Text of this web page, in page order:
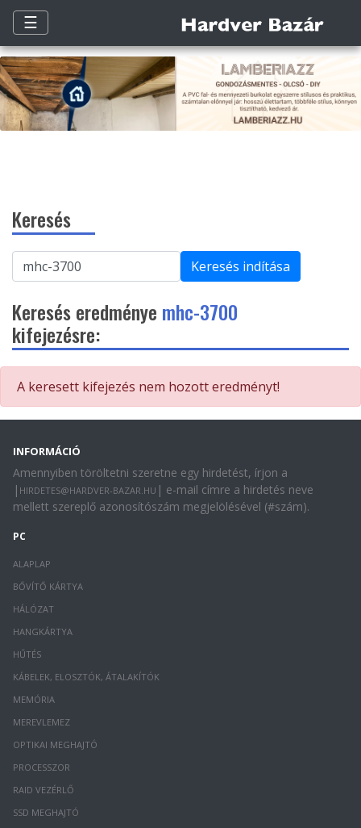
☰
Keresés
Keresés indítása
Keresés eredménye mhc-3700
kifejezésre:
A keresett kifejezés nem hozott eredményt!
INFORMÁCIÓ
Amennyiben töröltetni szeretne egy hirdetést, írjon a
| HIRDETES@HARDVER-BAZAR.HU | e-mail címre a hirdetés neve
mellett szereplő azonosítószám megjelölésével (#szám).
PC
ALAPLAP
BŐVÍTŐ KÁRTYA
HÁLÓZAT
HANGKÁRTYA
HŰTÉS
KÁBELEK, ELOSZTÓK, ÁTALAKÍTÓK
MEMÓRIA
MEREVLEMEZ
OPTIKAI MEGHAJTÓ
PROCESSZOR
RAID VEZÉRLŐ
SSD MEGHAJTÓ